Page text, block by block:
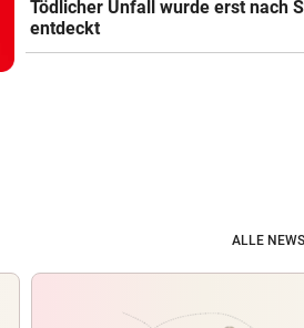
Tödlicher Unfall wurde erst nach
entdeckt
ALLE